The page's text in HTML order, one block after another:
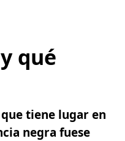
qué
tiene lugar en
negra fuese